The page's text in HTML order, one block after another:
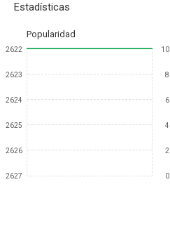
Estadísticas
Popularidad
2622
2623
2624
2625
2626
2627
10
8
6
4
2
0